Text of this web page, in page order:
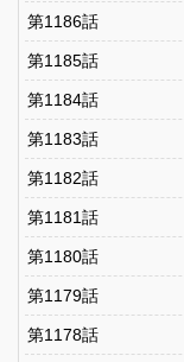
第1186話
第1185話
第1184話
第1183話
第1182話
第1181話
第1180話
第1179話
第1178話